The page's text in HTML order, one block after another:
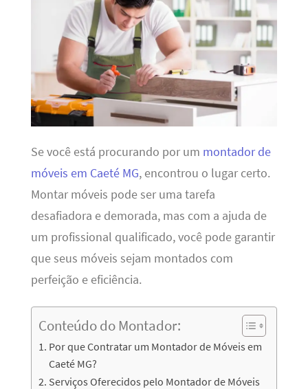
Se você está procurando por um montador de
móveis em Caeté MG, encontrou o lugar certo.
Montar móveis pode ser uma tarefa
desafiadora e demorada, mas com a ajuda de
um profissional qualificado, você pode garantir
que seus móveis sejam montados com
perfeição e eficiência.
Conteúdo do Montador:
Por que Contratar um Montador de Móveis em
Caeté MG?
Serviços Oferecidos pelo Montador de Móveis